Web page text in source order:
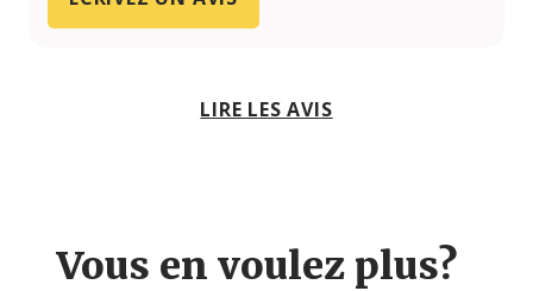
LIRE LES AVIS
Vous en voulez plus?